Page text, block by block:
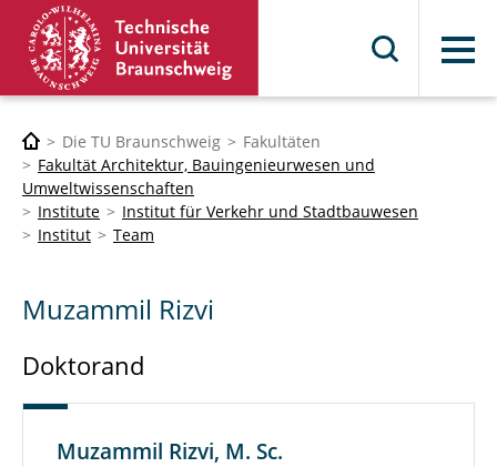
Menü
Die TU Braunschweig
Fakultäten
Fakultät Architektur, Bauingenieurwesen und
Umweltwissenschaften
Institute
Institut für Verkehr und Stadtbauwesen
Institut
Team
Muzammil Rizvi
Doktorand
Muzammil Rizvi, M. Sc.